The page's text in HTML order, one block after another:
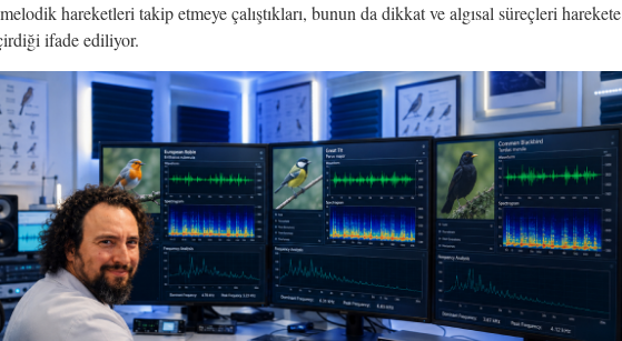
hareketleri takip etmeye çalıştıkları, bunun da dikkat ve algısal süreçleri harekete
ifade ediliyor.